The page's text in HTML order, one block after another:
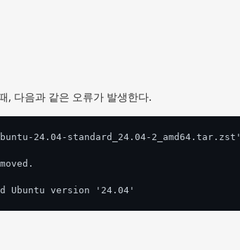
, 다음과 같은 오류가 발생한다.
24.04-standard_24.04-2_amd64.tar.zst'
Ubuntu version '24.04'